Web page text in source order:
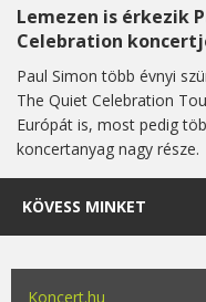
Lemezen is érkezik
Celebration
Paul Simon több évnyi
The Quiet Celebration
Európát is, most pedig
koncertanyag nagy része.
KÖVESS MINKET
Koncert.hu